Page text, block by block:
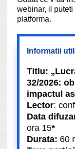
webinar, il
platforma.
Informatii
Titlu:
32/2026:
impactul
Lector:
Data
ora 15*
Durata: 60